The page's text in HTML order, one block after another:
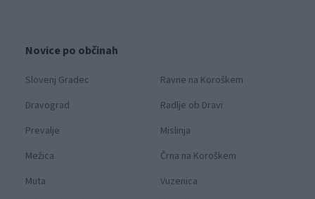
Novice po občinah
Slovenj Gradec
Ravne na Koroškem
Dravograd
Radlje ob Dravi
Prevalje
Mislinja
Mežica
Črna na Koroškem
Muta
Vuzenica